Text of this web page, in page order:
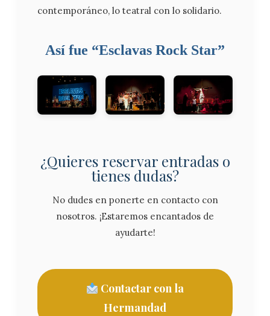
contemporáneo, lo teatral con lo solidario.
Así fue “Esclavas Rock Star”
¿Quieres reservar entradas o
tienes dudas?
No dudes en ponerte en contacto con
nosotros. ¡Estaremos encantados de
ayudarte!
Contactar con la
Hermandad